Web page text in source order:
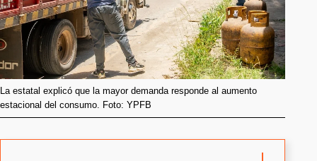
La estatal explicó que la mayor demanda responde al aumento
estacional del consumo. Foto: YPFB